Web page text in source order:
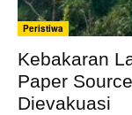
Peristiwa
Kebakaran
Paper
Dievakuasi